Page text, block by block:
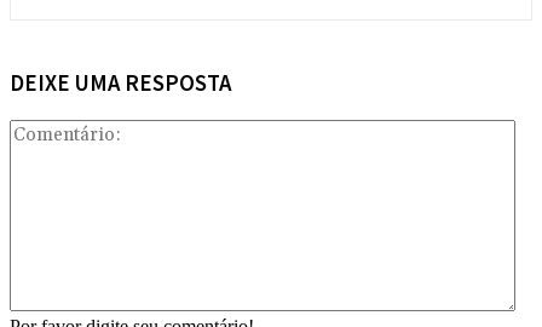
DEIXE UMA RESPOSTA